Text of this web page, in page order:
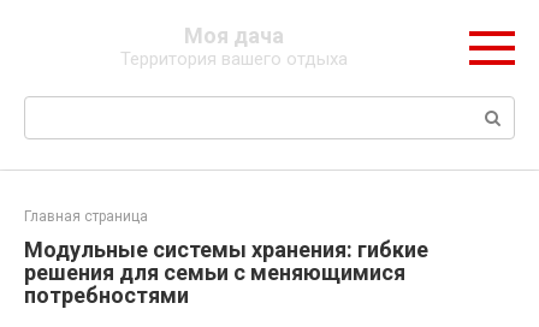
Моя дача
Территория вашего отдыха
Поиск:
Главная страница
Модульные системы хранения: гибкие
решения для семьи с меняющимися
потребностями